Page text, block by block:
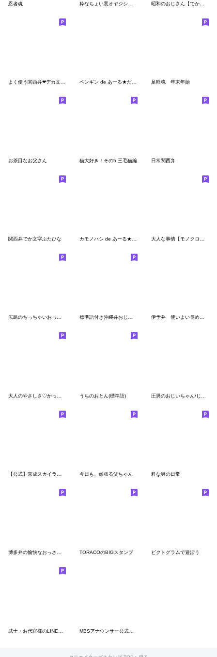
忍者魂 昭和のおじさん【でか文字敬語】
よく使う関西弁❤デカ文字基本セット ペンギン de あーる★だって武士だもの 足軽魂 年末年始
お茶目なお父さん 猫大好き！その5 三毛猫編 日常関西弁
関西弁でか文字ぶたひな
広島のちっちゃいおっさん 標準語付き沖縄弁おじいさー【沖縄県】 伊予弁 使いよい長めのフレーズ
うちのおとん(標準語)
今日も、頑張る父ちゃん 粋な男の日常
博多弁の愉快なおっさんたい TORACOのBIGスタンプ ピクトグラムで遊ぼう